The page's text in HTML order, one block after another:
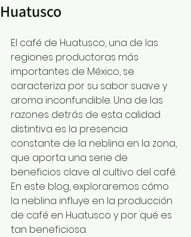
Huatusco
El café de Huatusco, una de las
regiones productoras más
importantes de México, se
caracteriza por su sabor suave y
aroma inconfundible. Una de las
razones detrás de esta calidad
distintiva es la presencia
constante de la neblina en la zona,
que aporta una serie de
beneficios clave al cultivo del café.
En este blog, exploraremos cómo
la neblina influye en la producción
de café en Huatusco y por qué es
tan beneficiosa.